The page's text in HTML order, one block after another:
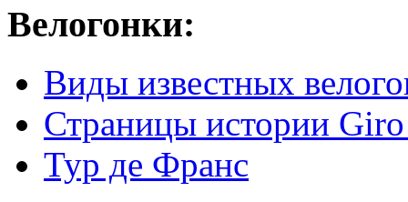
Велогонки:
Виды известных
Страницы истории
Тур де Франс